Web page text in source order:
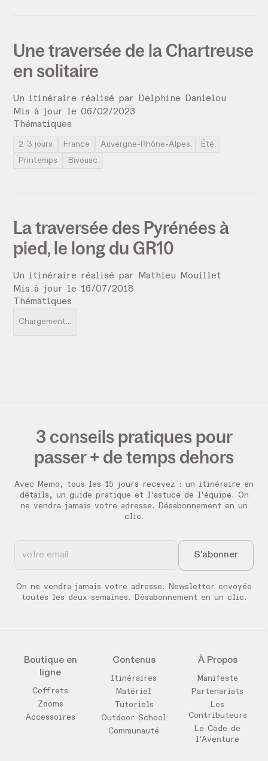
Une traversée de la Chartreuse
en solitaire
Un itinéraire réalisé par
Delphine Danielou
Mis à jour le06/02/2023
Thématiques
2-3 jours France Auvergne-Rhône-Alpes
Été
Printemps
Bivouac
La traversée des Pyrénées à
pied, le long du GR10
Un itinéraire réalisé par
Mathieu Mouillet
Mis à jour le 16/07/2018
Thématiques
Chargement...
3 conseils pratiques pour
passer + de temps dehors
Avec Memo, tous les 15 jours recevez : un itinéraire en
détails, un guide pratique et l'astuce de l'équipe. On
ne vendra jamais votre adresse. Désabonnement en un
clic.
On ne vendra jamais votre adresse. Newsletter envoyée
toutes les deux semaines. Désabonnement en un clic.
Boutique en
ligne
Coffrets
Zooms
Accessoires
Contenus
Itinéraires
Matériel
Tutoriels
Outdoor School
Communauté
À Propos
Manifeste
Partenariats
Les
Contributeurs
Le Code de
l'Aventure